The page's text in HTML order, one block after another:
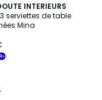
INTERIEURS
serviettes de table
Mina